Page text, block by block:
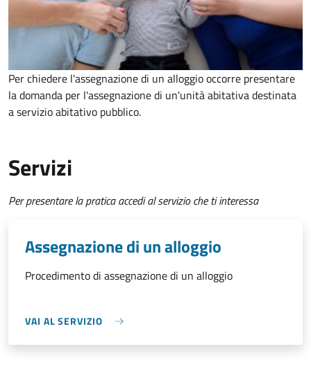
Per chiedere l'assegnazione di un alloggio occorre presentare
la domanda per l'assegnazione di un'unità abitativa destinata
a servizio abitativo pubblico.
Servizi
Per presentare la pratica accedi al servizio che ti interessa
Assegnazione di un alloggio
Procedimento di assegnazione di un alloggio
VAI AL SERVIZIO